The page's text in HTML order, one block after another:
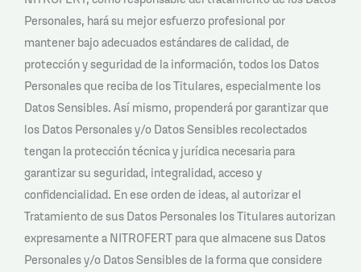
Personales, hará su mejor esfuerzo profesional por
mantener bajo adecuados estándares de calidad, de
protección y seguridad de la información, todos los Datos
Personales que reciba de los Titulares, especialmente los
Datos Sensibles. Así mismo, propenderá por garantizar que
los Datos Personales y/o Datos Sensibles recolectados
tengan la protección técnica y jurídica necesaria para
garantizar su seguridad, integralidad, acceso y
confidencialidad. En ese orden de ideas, al autorizar el
Tratamiento de sus Datos Personales los Titulares autorizan
expresamente a NITROFERT para que almacene sus Datos
Personales y/o Datos Sensibles de la forma que considere